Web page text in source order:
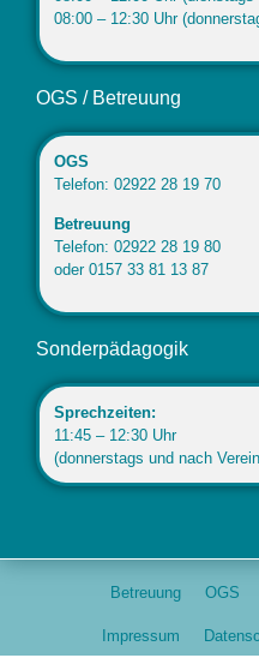
08:00 – 12:30 Uhr
OGS / Betreuung
OGS
Telefon: 02922 28 19 70
Betreuung
Telefon: 02922 28 19 80
oder 0157 33 81 13 87
Sonderpädagogik
Sprechzeiten:
11:45 – 12:30 Uhr
(donnerstags und nach
Betreuung OGS
Impressum